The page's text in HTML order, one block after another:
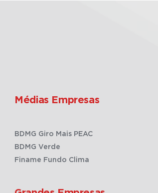
Médias Empresas
BDMG Giro Mais PEAC
BDMG Verde
Finame Fundo Clima